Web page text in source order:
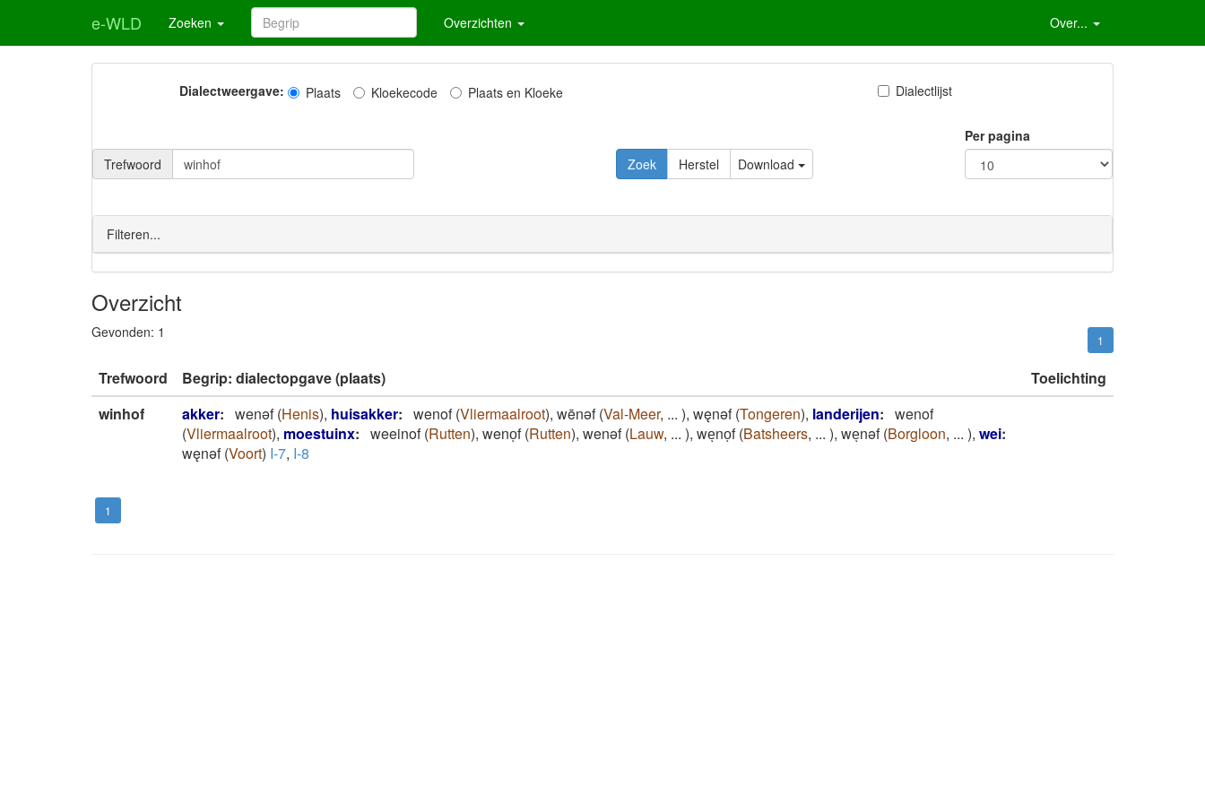
e-WLD Zoeken Overzichten Over...
Dialectweergave: Plaats Kloekecode Plaats en Kloeke Dialectlijst
Trefwoord Download
Per pagina
Filteren...
Overzicht
Gevonden: 1 1
Trefwoord Begrip: dialectopgave (plaats)
Toelichting
winhof
akker: wenǝf(Henis), huisakker: wenof(Vliermaalroot), wēnǝf(Val-Meer, ... ), węnǝf(Tongeren), landerijen: wenof
(Vliermaalroot), moestuinx: weeinof(Rutten), wenoͅf(Rutten), wenəf(Lauw, ... ), weͅnoͅf(Batsheers, ... ), weͅnəf(Borgloon, ... ), wei:
węnǝf(Voort) I-7, I-8
1